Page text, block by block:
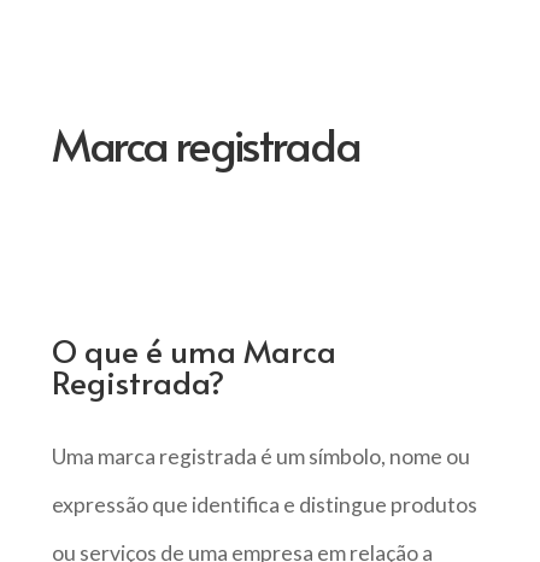
Marca registrada
O que é uma Marca
Registrada?
Uma marca registrada é um símbolo, nome ou
expressão que identifica e distingue produtos
ou serviços de uma empresa em relação a